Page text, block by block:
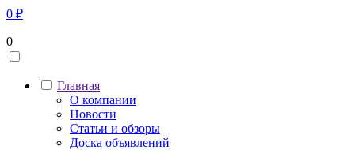
0 ₽
0
Главная
О компании
Новости
Статьи и обзоры
Доска объявлений